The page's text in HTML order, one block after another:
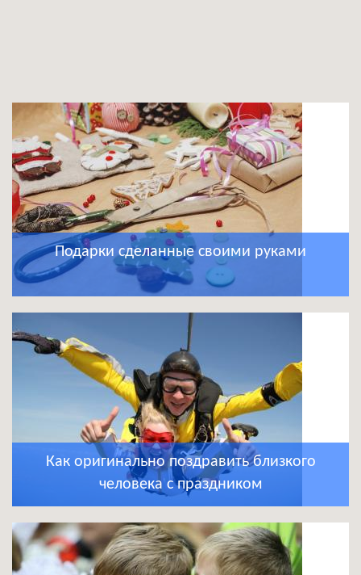
Подарки сделанные своими руками
Как оригинально поздравить близкого
человека с праздником